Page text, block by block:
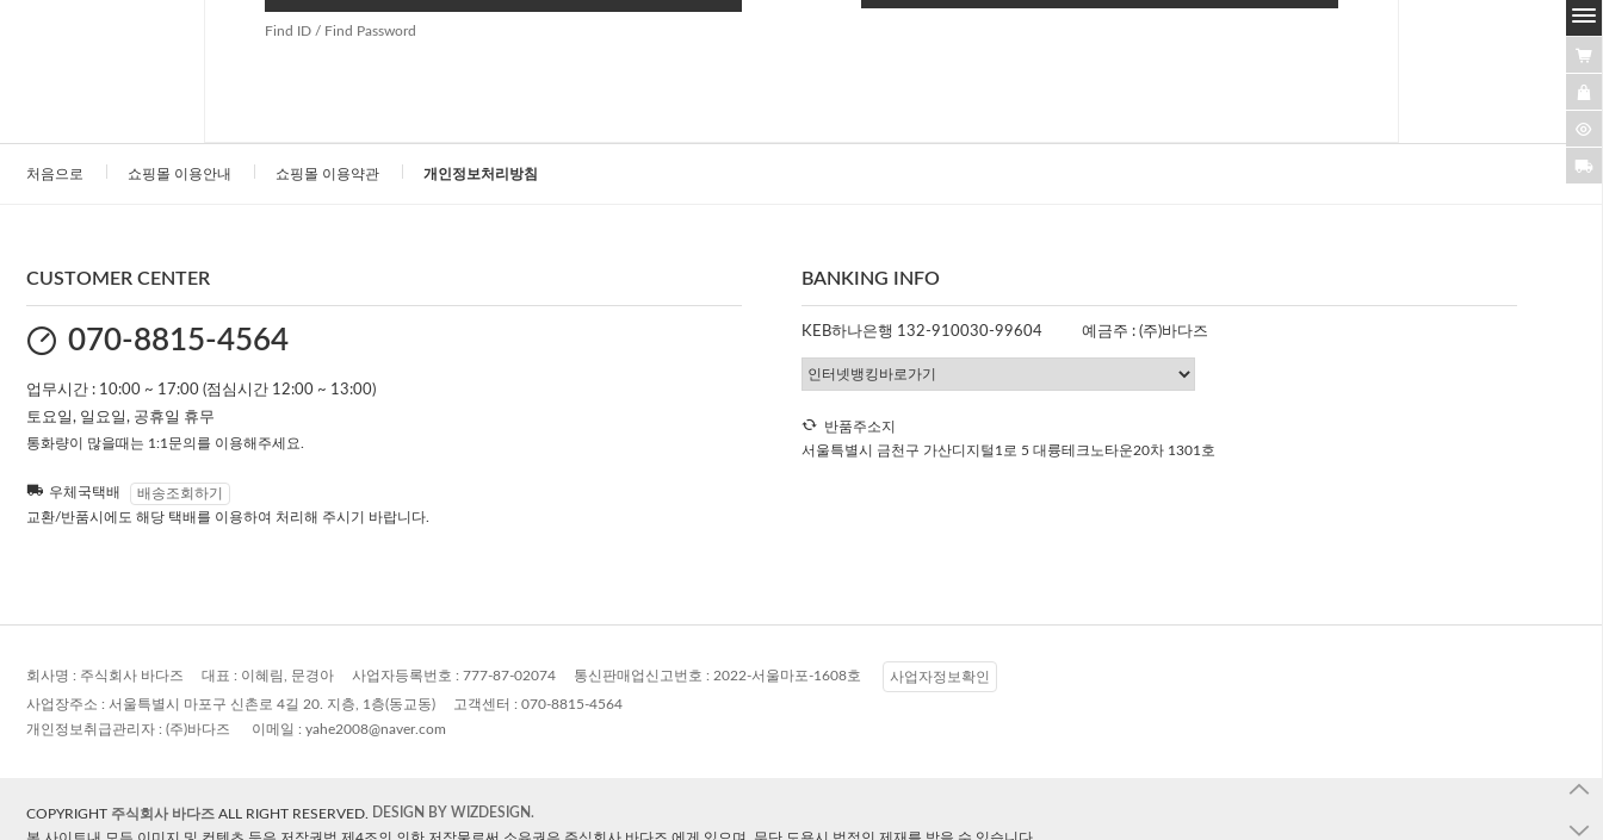
Find ID / Find Password
처음으로 쇼핑몰 이용안내 쇼핑몰 이용약관 개인정보처리방침
CUSTOMER CENTER
070-8815-4564
업무시간 : 10:00 ~ 17:00 (점심시간 12:00 ~ 13:00)
토요일, 일요일, 공휴일 휴무
통화량이 많을때는 1:1문의를 이용해주세요.
우체국택배
배송조회하기
교환/반품시에도 해당 택배를 이용하여 처리해 주시기 바랍니다.
BANKING INFO
KEB하나은행 132-910030-99604 예금주 : (주)바다즈
반품주소지
서울특별시 금천구 가산디지털1로 5 대륭테크노타운20차 1301호
회사명 : 주식회사 바다즈 대표 : 이혜림, 문경아 사업자등록번호 : 777-87-02074 통신판매업신고번호 : 2022-서울마포-1608호
사업자정보확인
사업장주소 : 서울특별시 마포구 신촌로 4길 20. 지층, 1층(동교동) 고객센터 : 070-8815-4564
개인정보취급관리자 : (주)바다즈 이메일 : yahe2008@naver.com
COPYRIGHT 주식회사 바다즈 ALL RIGHT RESERVED.
DESIGN BY WIZDESIGN.